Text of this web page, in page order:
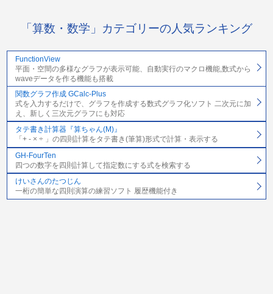
「算数・数学」カテゴリーの人気ランキング
FunctionView
平面・空間の多様なグラフが表示可能、自動実行のマクロ機能,数式から
waveデータを作る機能も搭載
関数グラフ作成 GCalc-Plus
式を入力するだけで、グラフを作成する数式グラフ化ソフト 二次元に加
え、新しく三次元グラフにも対応
タテ書き計算器『算ちゃん(M)』
「+ - × ÷ 」の四則計算をタテ書き(筆算)形式で計算・表示する
GH-FourTen
四つの数字を四則計算して指定数にする式を検索する
けいさんのたつじん
一桁の簡単な四則演算の練習ソフト 履歴機能付き